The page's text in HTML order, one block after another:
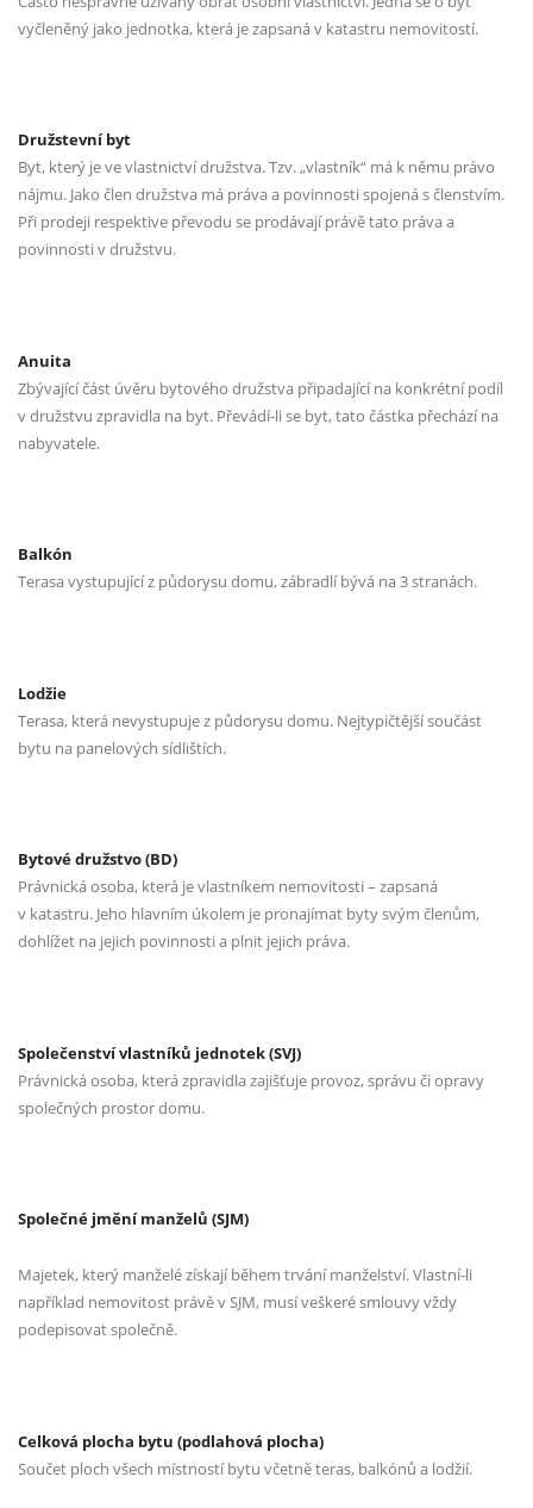
vyčleněný jako jednotka, která je zapsaná v katastru nemovitostí.
Družstevní byt
Byt, který je ve vlastnictví družstva. Tzv. „vlastník“ má k němu právo
nájmu. Jako člen družstva má práva a povinnosti spojená s členstvím.
Při prodeji respektive převodu se prodávají právě tato práva a
povinnosti v družstvu.
Anuita
Zbývající část úvěru bytového družstva připadající na konkrétní podíl
v družstvu zpravidla na byt. Převádí-li se byt, tato částka přechází na
nabyvatele.
Balkón
Terasa vystupující z půdorysu domu, zábradlí bývá na 3 stranách.
Lodžie
Terasa, která nevystupuje z půdorysu domu. Nejtypičtější součást
bytu na panelových sídlištích.
Bytové družstvo (BD)
Právnická osoba, která je vlastníkem nemovitosti – zapsaná
v katastru. Jeho hlavním úkolem je pronajímat byty svým členům,
dohlížet na jejich povinnosti a plnit jejich práva.
Společenství vlastníků jednotek (SVJ)
Právnická osoba, která zpravidla zajišťuje provoz, správu či opravy
společných prostor domu.
Společné jmění manželů (SJM)
Majetek, který manželé získají během trvání manželství. Vlastní-li
například nemovitost právě v SJM, musí veškeré smlouvy vždy
podepisovat společně.
Celková plocha bytu (podlahová plocha)
Součet ploch všech místností bytu včetně teras, balkónů a lodžií.